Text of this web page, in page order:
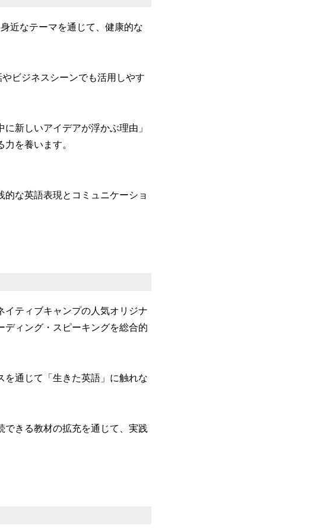
近なテーマを通じて、健康的な
やビジネスシーンでも活用しやす
新しいアイデアが浮かぶ理由」
を養います。
的な英語表現とコミュニケーショ
イティブキャンプの人気オリジナ
ディング・スピーキングを総合的
通じて「生きた英語」に触れな
できる教材の拡充を通じて、実践